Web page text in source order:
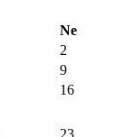
Ne
2
9
16
23